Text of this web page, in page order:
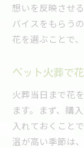
想いを反映させ
バイスをもらう
花を選ぶことで
ペット火葬で
火葬当日まで花
ます。まず、購
入れておくこと
温が高い季節は